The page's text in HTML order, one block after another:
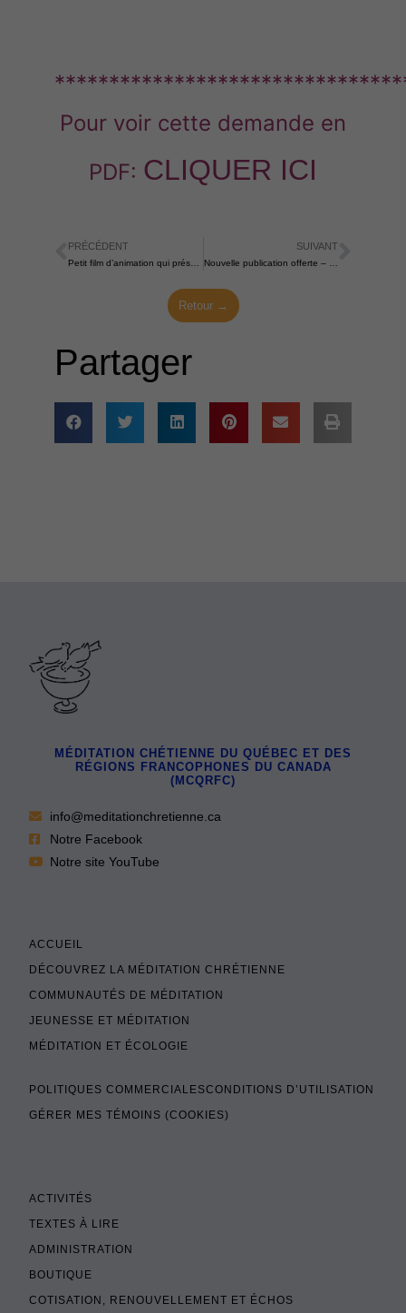
Pour voir cette demande en
PDF: CLIQUER ICI
Précédent
PRÉCÉDENT SUIVANT
Retour →
Partager
MÉDITATION CHÉTIENNE DU QUÉBEC ET DES
RÉGIONS FRANCOPHONES DU CANADA
(MCQRFC)
info@meditationchretienne.ca
Notre Facebook
Notre site YouTube
ACCUEIL
DÉCOUVREZ LA MÉDITATION CHRÉTIENNE
COMMUNAUTÉS DE MÉDITATION
JEUNESSE ET MÉDITATION
MÉDITATION ET ÉCOLOGIE
POLITIQUES COMMERCIALESCONDITIONS D’UTILISATION
GÉRER MES TÉMOINS (COOKIES)
ACTIVITÉS
TEXTES À LIRE
ADMINISTRATION
BOUTIQUE
COTISATION, RENOUVELLEMENT ET ÉCHOS